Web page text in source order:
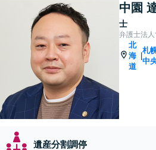
中園
士
弁護士法
北
海
道
札
中
遺産分割調停